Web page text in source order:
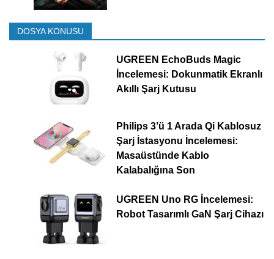
DOSYA KONUSU
UGREEN EchoBuds Magic
İncelemesi: Dokunmatik Ekranlı
Akıllı Şarj Kutusu
Philips 3’ü 1 Arada Qi Kablosuz
Şarj İstasyonu İncelemesi:
Masaüstünde Kablo
Kalabalığına Son
UGREEN Uno RG İncelemesi:
Robot Tasarımlı GaN Şarj Cihazı